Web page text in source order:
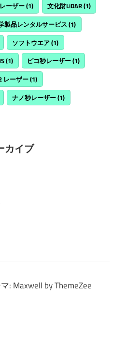
ーザー(1) 文化財LiDAR(1)
製品レンタルサービス (1)
ソフトウエア(1)
(1) ピコ秒レーザー(1)
レーザー(1)
ナノ秒レーザー(1)
カイブ
: Maxwell by ThemeZee